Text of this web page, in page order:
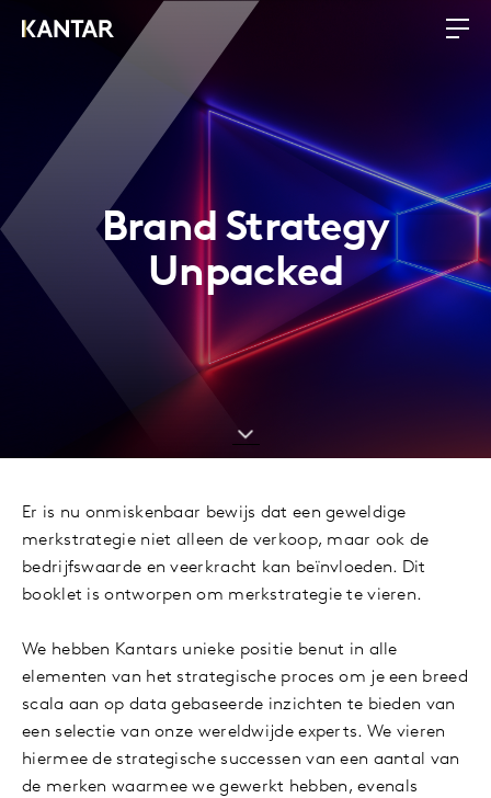
Brand Strategy
Unpacked
Er is nu onmiskenbaar bewijs dat een geweldige
merkstrategie niet alleen de verkoop, maar ook de
bedrijfswaarde en veerkracht kan beïnvloeden. Dit
booklet is ontworpen om merkstrategie te vieren.
We hebben Kantars unieke positie benut in alle
elementen van het strategische proces om je een breed
scala aan op data gebaseerde inzichten te bieden van
een selectie van onze wereldwijde experts. We vieren
hiermee de strategische successen van een aantal van
de merken waarmee we gewerkt hebben, evenals